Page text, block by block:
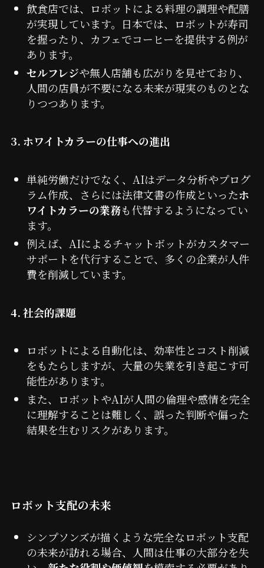
飲食店では、ロボットによる料理の調理や配膳
が実現しています。日本では、ロボットが寿司
を握ったり、カフェでコーヒーを提供する例が
あります。
セルフレジや無人店舗も広がりを見せており、
人間の店員が不要になる未来が現実のものとな
りつつあります。
3. ホワイトカラーの仕事への進出
単純労働だけでなく、AIはデータ分析やプログ
ラム作成、さらには法律文書の作成といったホ
ワイトカラーの業務も代替するようになってい
ます。
例えば、AIによるチャットボットがカスタマー
サポートを代行することで、多くの企業が人件
費を削減しています。
4. 社会的課題
ロボットによる自動化は、効率性とコスト削減
をもたらしますが、大量の失業を引き起こす可
能性があります。
また、ロボットやAIが人間の倫理や感情を完全
に理解することは難しく、誤った判断や偏った
結果を生むリスクがあります。
ロボット支配の未来
シンプソンズが描くような完全なロボット支配
の未来が訪れる場合、人間は仕事の大部分を失